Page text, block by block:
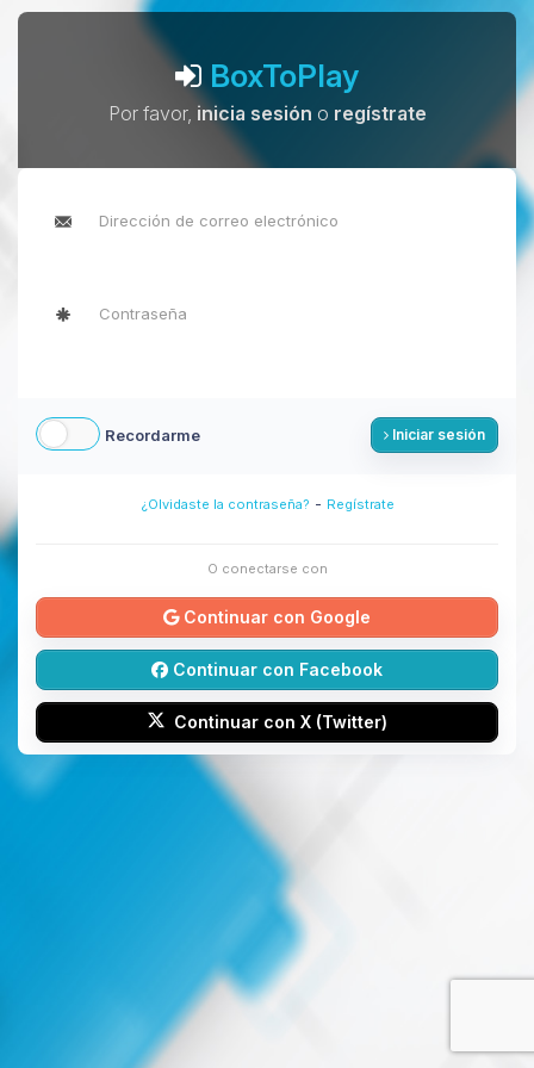
BoxToPlay
Por favor, inicia sesión o regístrate
Recordarme Iniciar sesión
¿Olvidaste la contraseña? - Regístrate
O conectarse con
Continuar con Google
Continuar con Facebook
Continuar con X (Twitter)